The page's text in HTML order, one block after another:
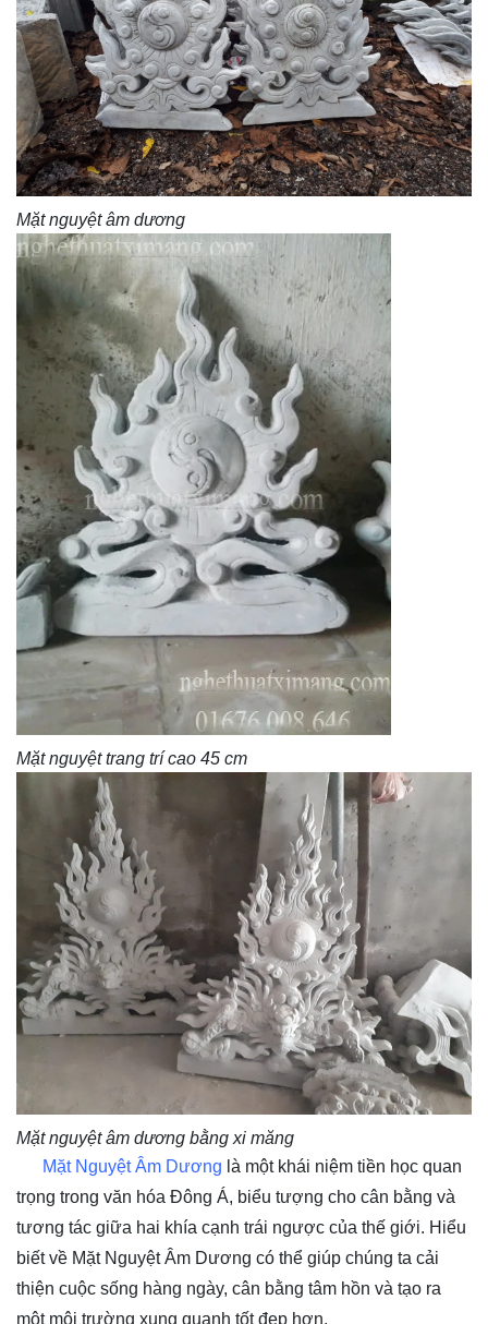
Mặt nguyệt âm dương
Mặt nguyệt trang trí cao 45 cm
Mặt nguyệt âm dương bằng xi măng
Mặt Nguyệt Âm Dương là một khái niệm tiền học quan
trọng trong văn hóa Đông Á, biểu tượng cho cân bằng và
tương tác giữa hai khía cạnh trái ngược của thế giới. Hiểu
biết về Mặt Nguyệt Âm Dương có thể giúp chúng ta cải
thiện cuộc sống hàng ngày, cân bằng tâm hồn và tạo ra
một môi trường xung quanh tốt đẹp hơn.